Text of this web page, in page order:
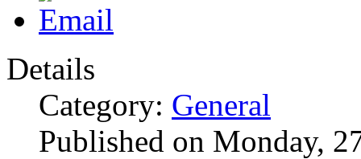
Details
Category: General
Published on Monday,